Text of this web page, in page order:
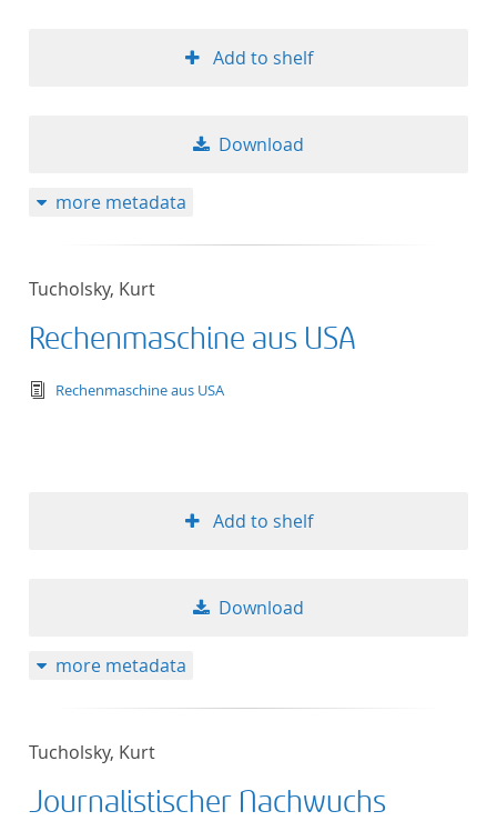
Add to shelf
Download
more metadata
Tucholsky, Kurt
Rechenmaschine aus USA
text/tg.edition+tg.aggregation+xml
Rechenmaschine aus USA
Add to shelf
Download
more metadata
Tucholsky, Kurt
Journalistischer Nachwuchs